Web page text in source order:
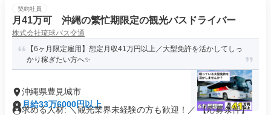
契約社員
月41万可 沖縄の繁忙期限定の観光バスドライバー
株式会社琉球バス交通
【6ヶ月限定雇用】想定月収41万円以上／大型免許を活かしてしっ
かり稼ぎたい方へ✨
沖縄県豊見城市
月給33万6000円以上
求める人材: ＼観光業界未経験の方も歓迎！／ 【応募条件】